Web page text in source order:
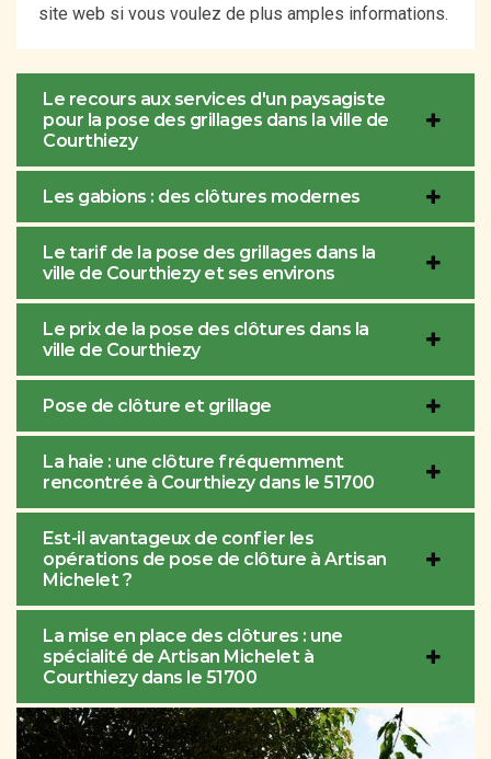
site web si vous voulez de plus amples informations.
Le recours aux services d'un paysagiste
pour la pose des grillages dans la ville de
Courthiezy
Les gabions : des clôtures modernes
Le tarif de la pose des grillages dans la
ville de Courthiezy et ses environs
Le prix de la pose des clôtures dans la
ville de Courthiezy
Pose de clôture et grillage
La haie : une clôture fréquemment
rencontrée à Courthiezy dans le 51700
Est-il avantageux de confier les
opérations de pose de clôture à Artisan
Michelet ?
La mise en place des clôtures : une
spécialité de Artisan Michelet à
Courthiezy dans le 51700